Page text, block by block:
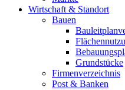
Wirtschaft & Standort
Bauen
Grundstücke
Firmenverzeichnis
Post & Banken